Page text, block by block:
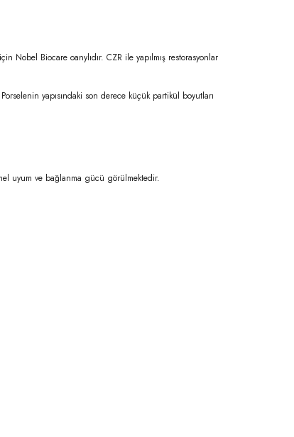
Nobel Biocare oanylıdır. CZR ile yapılmış restorasyonlar
yapısındaki son derece küçük partikül boyutları
uyum ve bağlanma gücü görülmektedir.